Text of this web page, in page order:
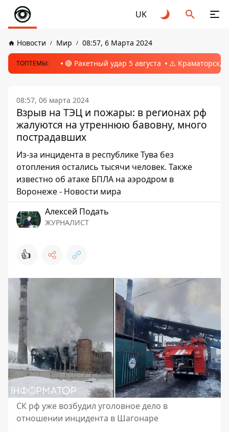
UK
Новости Мир 08:57, 6 Марта 2024
ТОПТЕМЫ: 🔴 Ракетный удар 5 августа ⚠️ Краматорск,
08:57, 06 марта 2024
Взрыв на ТЭЦ и пожары: в регионах рф
жалуются на утреннюю бавовну, много
пострадавших
Из-за инцидента в республике Тува без
отопления остались тысячи человек. Также
известно об атаке БПЛА на аэродром в
Воронеже - Новости мира
Алексей Подать
ЖУРНАЛИСТ
👍
СК рф уже возбудил уголовное дело в
отношении инцидента в Шагонаре